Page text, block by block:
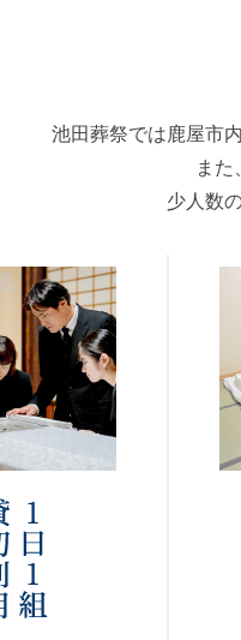
池田葬祭では鹿屋市
また
少人数